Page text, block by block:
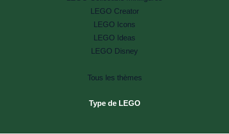
LEGO Creator
LEGO Icons
LEGO Ideas
LEGO Disney
Tous les thèmes
Type de LEGO